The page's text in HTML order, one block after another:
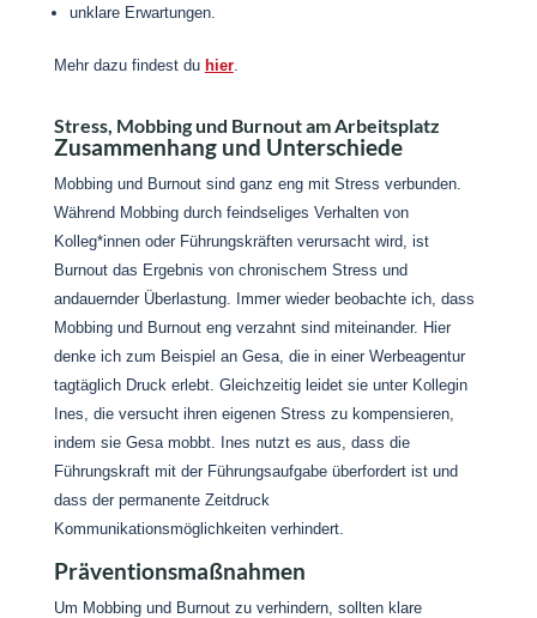
unklare Erwartungen.
Mehr dazu findest du hier.
Stress, Mobbing und Burnout am Arbeitsplatz
Zusammenhang und Unterschiede
Mobbing und Burnout sind ganz eng mit Stress verbunden.
Während Mobbing durch feindseliges Verhalten von
Kolleg*innen oder Führungskräften verursacht wird, ist
Burnout das Ergebnis von chronischem Stress und
andauernder Überlastung. Immer wieder beobachte ich, dass
Mobbing und Burnout eng verzahnt sind miteinander. Hier
denke ich zum Beispiel an Gesa, die in einer Werbeagentur
tagtäglich Druck erlebt. Gleichzeitig leidet sie unter Kollegin
Ines, die versucht ihren eigenen Stress zu kompensieren,
indem sie Gesa mobbt. Ines nutzt es aus, dass die
Führungskraft mit der Führungsaufgabe überfordert ist und
dass der permanente Zeitdruck
Kommunikationsmöglichkeiten verhindert.
Präventionsmaßnahmen
Um Mobbing und Burnout zu verhindern, sollten klare